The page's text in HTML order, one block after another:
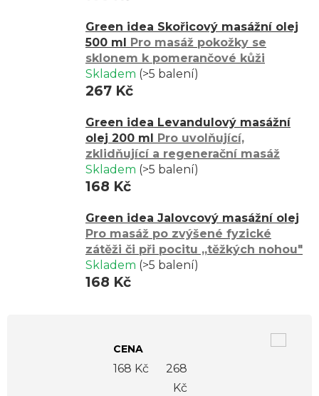
Green idea Skořicový masážní olej
500 ml Pro masáž pokožky se
sklonem k pomerančové kůži
Skladem (>5 balení)
267 Kč
Green idea Levandulový masážní
olej 200 ml Pro uvolňující,
zklidňující a regenerační masáž
Skladem (>5 balení)
168 Kč
Green idea Jalovcový masážní olej
Pro masáž po zvýšené fyzické
zátěži či při pocitu ,,těžkých nohou"
Skladem (>5 balení)
168 Kč
CENA
168 Kč
268
Kč